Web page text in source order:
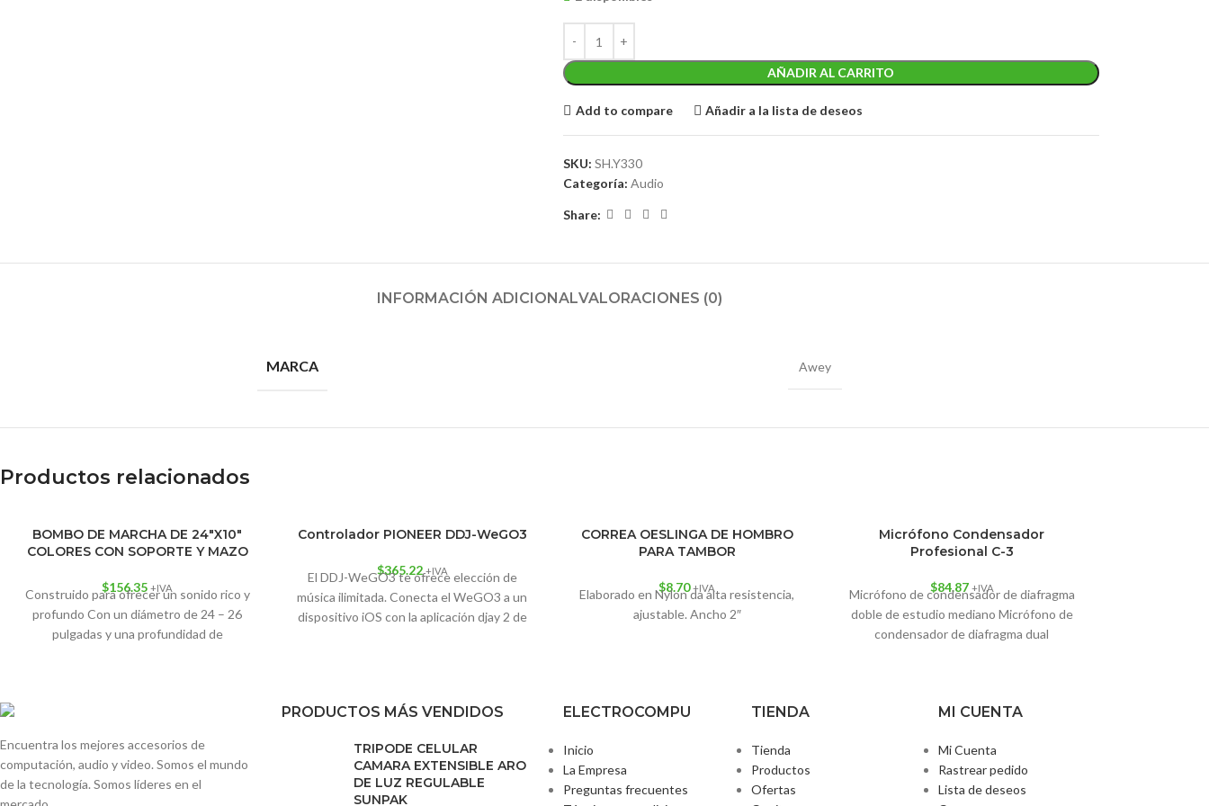
AÑADIR AL CARRITO
Add to compare Añadir a la lista de deseos
SKU: SH.Y330
Categoría: Audio
Share:
INFORMACIÓN ADICIONALVALORACIONES (0)
MARCA Awey
Productos relacionados
BOMBO DE MARCHA DE 24″X10″
COLORES CON SOPORTE Y MAZO
$156.35 +IVA
Construido para ofrecer un sonido rico y
profundo Con un diámetro de 24 – 26
pulgadas y una profundidad de
AGO
Controlador PIONEER DDJ-WeGO3
$365.22 +IVA
El DDJ-WeGO3 te ofrece elección de
música ilimitada. Conecta el WeGO3 a un
dispositivo iOS con la aplicación djay 2 de
CORREA OESLINGA DE HOMBRO
PARA TAMBOR
$8.70 +IVA
Elaborado en Nylon da alta resistencia,
ajustable. Ancho 2″
Micrófono Condensador
Profesional C-3
$84.87 +IVA
Micrófono de condensador de diafragma
doble de estudio mediano Micrófono de
condensador de diafragma dual
Encuentra los mejores accesorios de
computación, audio y video. Somos el mundo
de la tecnología. Somos líderes en el
PRODUCTOS MÁS VENDIDOS
TRIPODE CELULAR
CAMARA EXTENSIBLE ARO
DE LUZ REGULABLE
SUNPAK
ELECTROCOMPU
Inicio
La Empresa
Preguntas frecuentes
TIENDA
Tienda
Productos
Ofertas
MI CUENTA
Mi Cuenta
Rastrear pedido
Lista de deseos